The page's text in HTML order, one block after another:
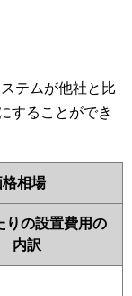
テムが他社と比
することができ
相場
りの設置費用の
内訳